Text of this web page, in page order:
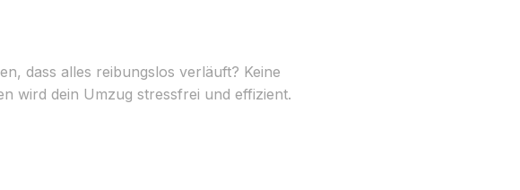
dass alles reibungslos verläuft? Keine
wird dein Umzug stressfrei und effizient.